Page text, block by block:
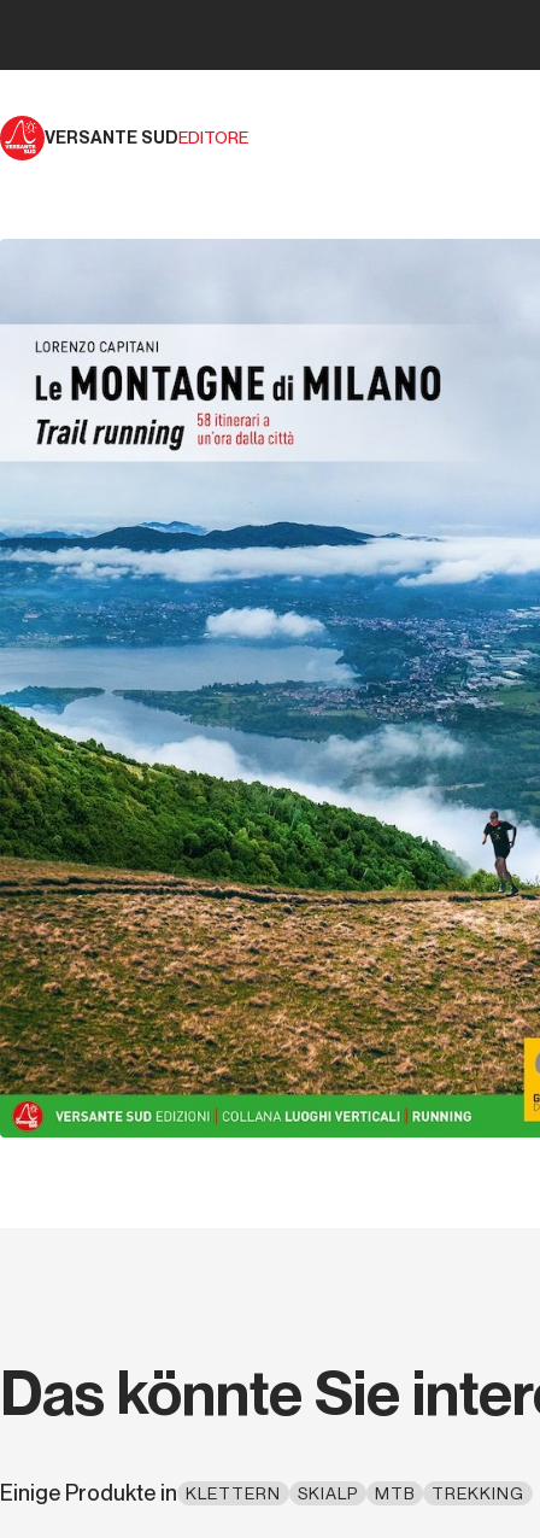
VERSANTE SUDEDITORE
Das könnte Sie
Einige Produkte in KLETTERN SKIALP MTB TREKKING